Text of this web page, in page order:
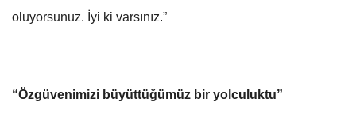
oluyorsunuz. İyi ki varsınız.”
“Özgüvenimizi büyüttüğümüz bir yolculuktu”